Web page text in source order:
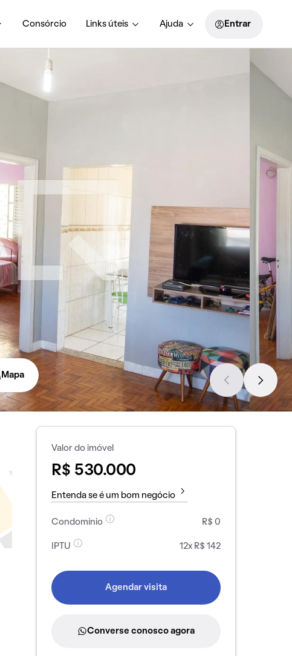
Consórcio Links úteis Ajuda Entrar
Mapa
Valor do imóvel
R$ 530.000
Entenda se é um bom negócio
Condomínio R$ 0
IPTU 12x R$ 142
Agendar visita
Converse conosco agora